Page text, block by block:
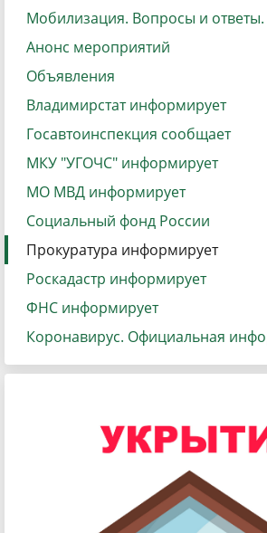
Мобилизация. Вопросы и ответы.
Анонс мероприятий
Объявления
Владимирстат информирует
Госавтоинспекция сообщает
МКУ "УГОЧС" информирует
МО МВД информирует
Социальный фонд России
Прокуратура информирует
Роскадастр информирует
ФНС информирует
Коронавирус. Официальная